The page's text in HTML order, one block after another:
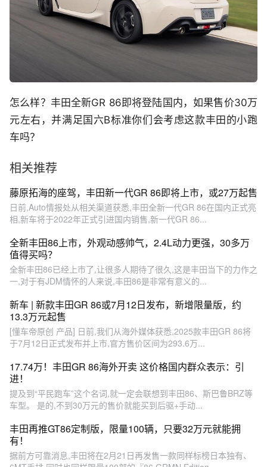
怎么样？丰田全新GR 86即将登陆国内，如果售价30万
元左右，并满足国六B标准你们会考虑这款丰田的小跑
车吗？
相关推荐
藤原拓海的座驾，丰田新一代GR 86即将上市，或27万起售
日前,Auto情报处从相关渠道获悉,丰田全新一代GR 86在国内正式亮
相,新车将于2022年正式引进国内销售,新一代GR 86...
全新丰田86上市，外观动感帅气，2.4L动力更强，30多万
值得买吗？
全新丰田86已经上市了,让很多人期待了很久,这是丰田当下的力作之
一,对于有JDM情怀的人来说,丰田86是非常有意义的...
新车 | 新款丰田GR 86或7月12日发布，新增限量版，约
13.3万元起售
[懂车帝原创 产品] 日前,我们从海外媒体获悉,2025款丰田GR 86将
于7月12日正式发布并上市,官方售价区间为293.6万...
17.74万！丰田GR 86海外开卖 这价格国内群众表示：引
进！
提及到“平民跑车”这个名词,就一定会联想到丰田86、斯巴鲁BRZ等
车型。 是的,不到30万元的售价就能买到后驱+手动...
丰田再推GT86定制版，限量100辆，只要32万元就能拥
有！
据前方可靠消息,丰田将在2月21日再发售一款同样标榜日本独有、